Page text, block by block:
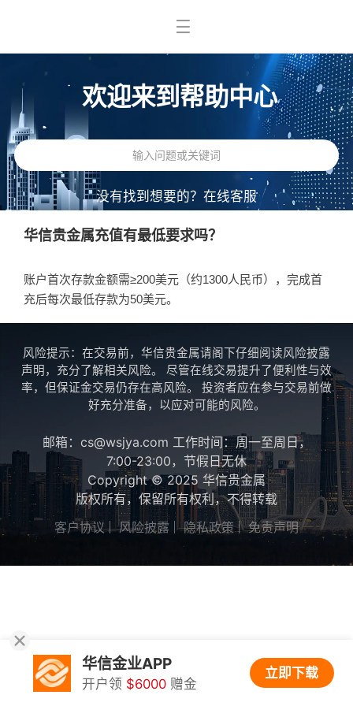
欢迎来到帮助中心
没有找到想要的？ 在线客服
华信贵金属充值有最低要求吗？
账户首次存款金额需≥200美元（约1300人民币），完成首
充后每次最低存款为50美元。
风险提示：在交易前，华信贵金属请阁下仔细阅读风险披露
声明，充分了解相关风险。 尽管在线交易提升了便利性与效
率，但保证金交易仍存在高风险。 投资者应在参与交易前做
好充分准备，以应对可能的风险。
邮箱：cs@wsjya.com 工作时间：周一至周日，
7:00-23:00，节假日无休
Copyright © 2025 华信贵金属
版权所有，保留所有权利，不得转载
客户协议
风险披露 隐私政策 免责声明
华信金业APP
开户领 $6000 赠金
立即下载